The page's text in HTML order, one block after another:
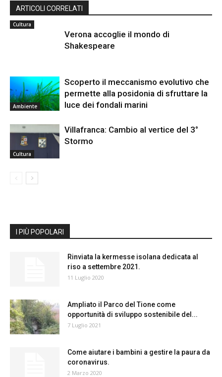
ARTICOLI CORRELATI
Cultura
Verona accoglie il mondo di
Shakespeare
Ambiente
Scoperto il meccanismo evolutivo che
permette alla posidonia di sfruttare la
luce dei fondali marini
Cultura
Villafranca: Cambio al vertice del 3°
Stormo
I PIÙ POPOLARI
Rinviata la kermesse isolana dedicata al
riso a settembre 2021.
11 Luglio 2020
Ampliato il Parco del Tione come
opportunità di sviluppo sostenibile del...
7 Luglio 2021
Come aiutare i bambini a gestire la paura da
coronavirus.
2 Marzo 2020